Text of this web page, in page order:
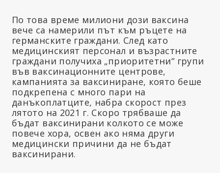
По това време милиони дози ваксина
вече са намерили път към ръцете на
германските граждани. След като
медицинският персонал и възрастните
граждани получиха „приоритетни“ групи
във ваксинационните центрове,
кампанията за ваксиниране, която беше
подкрепена с много пари на
данъкоплатците, набра скорост през
лятото на 2021 г. Скоро трябваше да
бъдат ваксинирани колкото се може
повече хора, освен ако няма други
медицински причини да не бъдат
ваксинирани.